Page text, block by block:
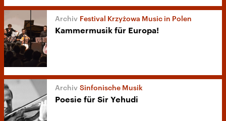
Festival Krzyżowa Music in Polen
Kammermusik für Europa!
Sinfonische Musik
Poesie für Sir Yehudi